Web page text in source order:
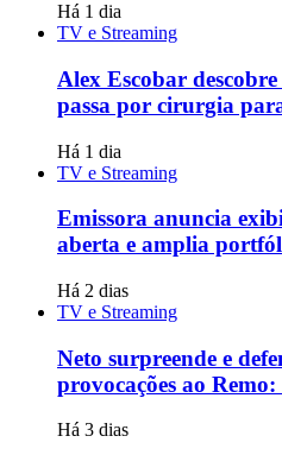
Há 1 dia
TV e Streaming
Alex Escobar
passa por cirurgia
Há 1 dia
TV e Streaming
Emissora anuncia
aberta e amplia
Há 2 dias
TV e Streaming
Neto surpreende e
provocações ao
Há 3 dias